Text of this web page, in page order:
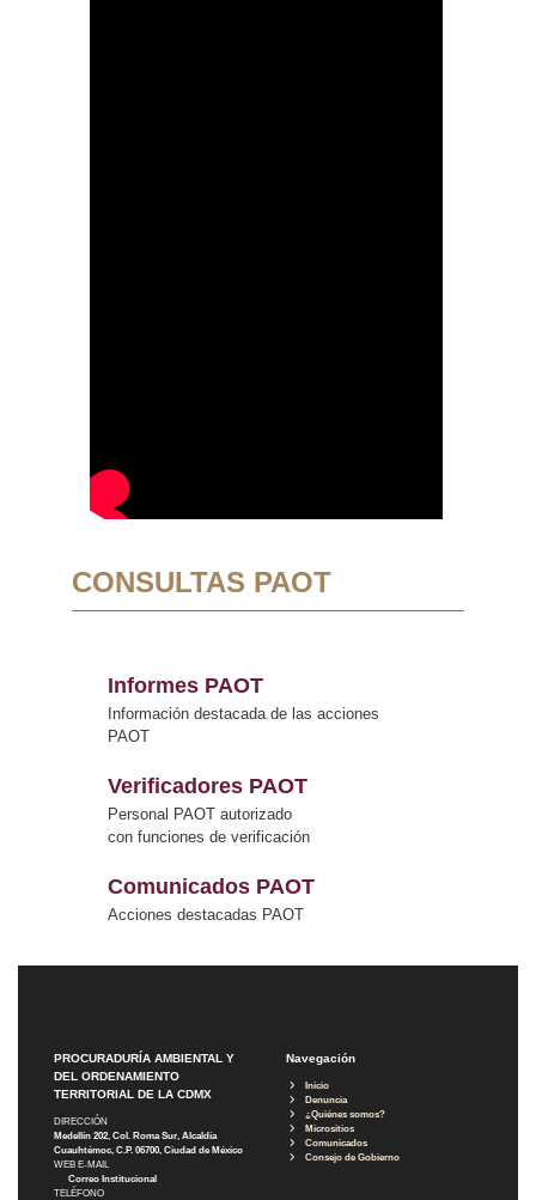
CONSULTAS PAOT
Informes PAOT
Información destacada de las acciones
PAOT
Verificadores PAOT
Personal PAOT autorizado
con funciones de verificación
Comunicados PAOT
Acciones destacadas PAOT
PROCURADURÍA AMBIENTAL Y
DEL ORDENAMIENTO
TERRITORIAL DE LA CDMX
DIRECCIÓN
Medellín 202, Col. Roma Sur, Alcaldía
Cuauhtémoc, C.P. 06700, Ciudad de México
WEB E-MAIL
Correo Institucional
TELÉFONO
Navegación
Inicio
Denuncia
¿Quiénes somos?
Micrositios
Comunicados
Consejo de Gobierno